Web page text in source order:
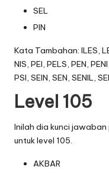
SEL
PIN
Kata Tambahan: ILES,
NIS, PEI, PELS, PEN,
PSI, SEIN, SEN, SENIL,
Level 105
Inilah dia kunci
untuk level 105.
AKBAR